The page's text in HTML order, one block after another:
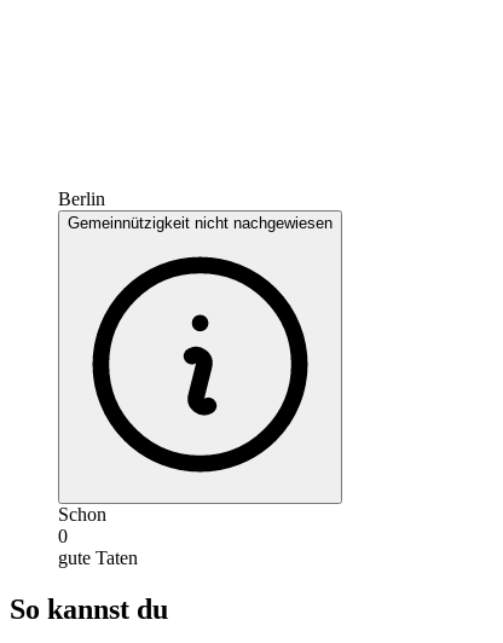
Berlin
Gemeinnützigkeit nicht nachgewiesen
Schon
0
gute Taten
So kannst du